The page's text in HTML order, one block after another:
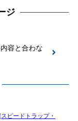
ジ
容と合わな
ピードトラップ・